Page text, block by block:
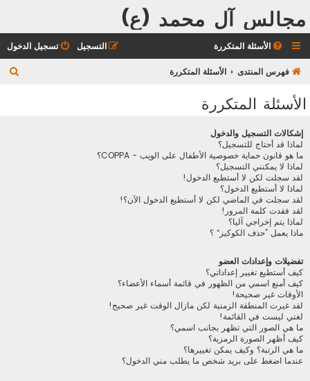
مجالس آل محمد (ع)
الأسئلة المتكررة تسجيل الدخول التسجيل
فهرس المنتدى الأسئلة المتكررة
الأسئلة المتكررة
إشكالات التسجيل والدخول
لماذا قد أحتاج للتسجيل؟
ما هو قانون حماية خصوصية الأطفال على الويب - COPPA؟
لماذا لا يمكنني التسجيل؟
لقد سجلت لكن لا أستطيع الدخول!
لماذا لا أستطيع الدخول؟
لقد سجلت في الماضي لكن لا أستطيع الدخول الآن؟!
لقد فقدت كلمة المرور!
لماذا يتم إخراجي آليا؟
ماذا يعمل ”حذف الكوكيز“ ؟
تفضيلات وإعدادات العضو
كيف أستطيع تغيير إعداداتي؟
كيف أمنع اسمي من الظهور في قائمة أسماء الأعضاء؟
الأوقات غير صحيحة!
لقد غيرت المنطقة الزمنية لكن مازال الوقت غير صحيح!
لغتي ليست في القائمة!
ما هي الصور التي تظهر بجانب اسمي؟
كيف أظهر الصورة الرمزية؟
ما هي الرتبة؟ وكيف يمكن تغييرها؟
عندما اضغط على بريد شخص ما يطلب مني الدخول؟